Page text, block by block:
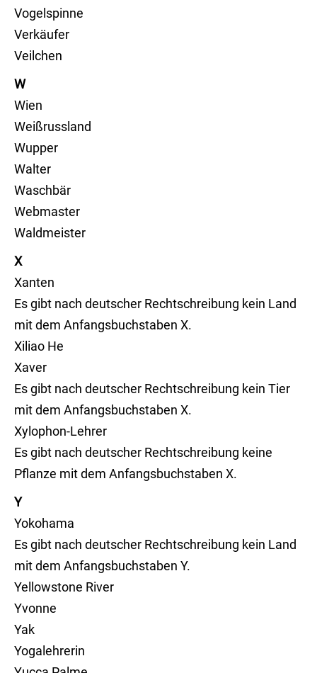
Vogelspinne
Verkäufer
Veilchen
W
Wien
Weißrussland
Wupper
Walter
Waschbär
Webmaster
Waldmeister
X
Xanten
Es gibt nach deutscher Rechtschreibung kein Land
mit dem Anfangsbuchstaben X.
Xiliao He
Xaver
Es gibt nach deutscher Rechtschreibung kein Tier
mit dem Anfangsbuchstaben X.
Xylophon-Lehrer
Es gibt nach deutscher Rechtschreibung keine
Pflanze mit dem Anfangsbuchstaben X.
Y
Yokohama
Es gibt nach deutscher Rechtschreibung kein Land
mit dem Anfangsbuchstaben Y.
Yellowstone River
Yvonne
Yak
Yogalehrerin